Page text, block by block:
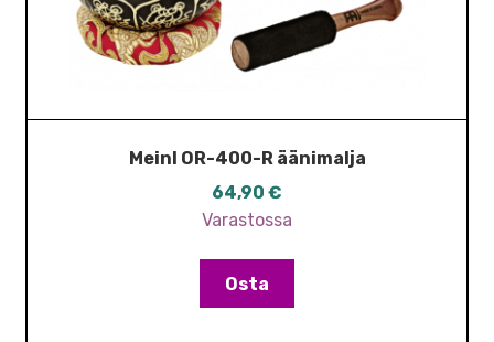
Meinl OR-400-R äänimalja
64,90 €
Varastossa
Osta